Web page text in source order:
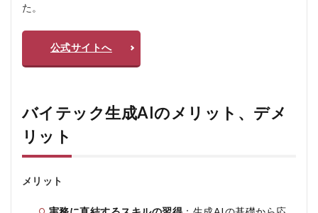
た。
公式サイトへ
バイテック生成AIのメリット、デメ
リット
メリット